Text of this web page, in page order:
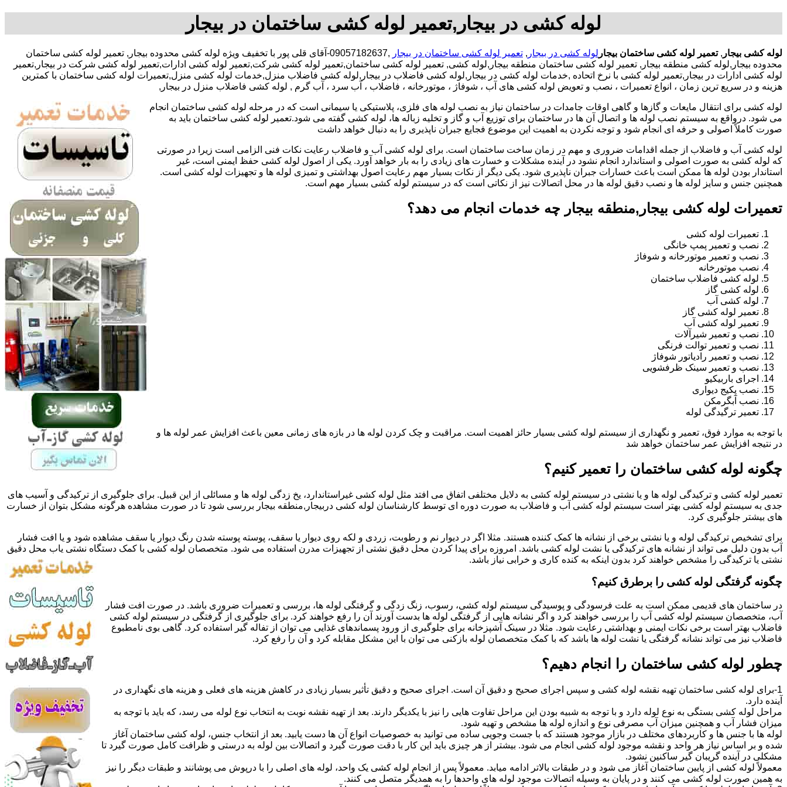
لوله کشی در بیجار,تعمیر لوله کشی ساختمان در بیجار
لوله کشی بیجار ,تعمیر لوله کشی ساختمان بیجار لوله کشی در بیجار , تعمیر لوله کشی ساختمان در بیجار
,09057182637-آقای قلی پور با تخفیف ویژه لوله کشی محدوده بیجار, تعمیر لوله کشی ساختمان
محدوده بیجار,لوله کشی منطقه بیجار, تعمیر لوله کشی ساختمان منطقه بیجار,لوله کشی, تعمیر لوله کشی ساختمان,تعمیر لوله کشی شرکت,تعمیر لوله کشی ادارات,تعمیر لوله کشی شرکت در بیجار,تعمیر
لوله کشی ادارات در بیجار,تعمیر لوله کشی با نرخ اتحاده ,خدمات لوله کشی در بیجار,لوله کشی فاضلاب در بیجار,لوله کشی فاضلاب منزل,خدمات لوله کشی منزل,تعمیرات لوله کشی ساختمان با کمترین
هزینه و در سریع ترین زمان ، انواع تعمیرات ، نصب و تعویض لوله کشی های آب ، شوفاژ ، موتورخانه ، فاضلاب ، آب سرد ، آب گرم , لوله کشی فاضلاب منزل در بیجار,
لوله کشی برای انتقال مایعات و گازها و گاهی اوقات جامدات در ساختمان نیاز به نصب لوله های فلزی، پلاستیکی یا سیمانی است که در مرحله لوله کشی ساختمان انجام
می شود. درواقع به سیستم نصب لوله ها و اتصال آن ها در ساختمان برای توزیع آب و گاز و تخلیه زباله ها، لوله کشی گفته می شود.تعمیر لوله کشی ساختمان باید به
صورت کاملاً اصولی و حرفه ای انجام شود و توجه نکردن به اهمیت این موضوع فجایع جبران ناپذیری را به دنبال خواهد داشت
لوله کشی آب و فاضلاب از جمله اقدامات ضروری و مهم در زمان ساخت ساختمان است. برای لوله کشی آب و فاضلاب رعایت نکات فنی الزامی است زیرا در صورتی
که لوله کشی به صورت اصولی و استاندارد انجام نشود در آینده مشکلات و خسارت های زیادی را به بار خواهد آورد. یکی از اصول لوله کشی حفظ ایمنی است، غیر
استاندار بودن لوله ها ممکن است باعث خسارات جبران ناپذیری شود. یکی دیگر از نکات بسیار مهم رعایت اصول بهداشتی و تمیزی لوله ها و تجهیزات لوله کشی است.
همچنین جنس و سایز لوله ها و نصب دقیق لوله ها در محل اتصالات نیز از نکاتی است که در سیستم لوله کشی بسیار مهم است.
تعمیرات لوله کشی بیجار,منطقه بیجار چه خدمات انجام می دهد؟
تعمیرات لوله کشی
نصب و تعمیر پمپ خانگی
نصب و تعمیر موتورخانه و شوفاژ
نصب موتورخانه
لوله کشی فاضلاب ساختمان
لوله کشی گاز
لوله کشی آب
تعمیر لوله کشی گاز
تعمیر لوله کشی آب
نصب و تعمیر شیرآلات
نصب و تعمیر توالت فرنگی
نصب و تعمیر رادیاتور شوفاژ
نصب و تعمیر سینک ظرفشویی
اجرای باربیکیو
نصب پکیج دیواری
نصب آبگرمکن
تعمیر ترگیدگی لوله
با توجه به موارد فوق، تعمیر و نگهداری از سیستم لوله کشی بسیار حائز اهمیت است. مراقبت و چک کردن لوله ها در بازه های زمانی معین باعث افزایش عمر لوله ها و
در نتیجه افزایش عمر ساختمان خواهد شد
چگونه لوله کشی ساختمان را تعمیر کنیم؟
تعمیر لوله کشی و ترکیدگی لوله ها و یا نشتی در سیستم لوله کشی به دلایل مختلفی اتفاق می افتد مثل لوله کشی غیراستاندارد، یخ زدگی لوله ها و مسائلی از این قبیل. برای جلوگیری از ترکیدگی و آسیب های
جدی به سیستم لوله کشی بهتر است سیستم لوله کشی آب و فاضلاب به صورت دوره ای توسط کارشناسان لوله کشی دربیجار,منطقه بیجار بررسی شود تا در صورت مشاهده هرگونه مشکل بتوان از خسارت
های بیشتر جلوگیری کرد.
برای تشخیص ترکیدگی لوله و یا نشتی برخی از نشانه ها کمک کننده هستند. مثلا اگر در دیوار نم و رطوبت، زردی و لکه روی دیوار یا سقف، پوسته پوسته شدن رنگ دیوار یا سقف مشاهده شود و یا افت فشار
آب بدون دلیل می تواند از نشانه های ترکیدگی یا نشت لوله کشی باشد. امروزه برای پیدا کردن محل دقیق نشتی از تجهیزات مدرن استفاده می شود. متخصصان لوله کشی با کمک دستگاه نشتی یاب محل دقیق
نشتی یا ترکیدگی را مشخص خواهند کرد بدون اینکه به کنده کاری و خرابی نیاز باشد.
چگونه گرفتگی لوله کشی را برطرق کنیم؟
در ساختمان های قدیمی ممکن است به علت فرسودگی و پوسیدگی سیستم لوله کشی، رسوب، زنگ زدگی و گرفتگی لوله ها، بررسی و تعمیرات ضروری باشد. در صورت افت فشار
آب، متخصصان سیستم لوله کشی آب را بررسی خواهند کرد و اگر نشانه هایی از گرفتگی لوله ها بدست آورند آن را رفع خواهند کرد. برای جلوگیری از گرفتگی در سیستم لوله کشی
فاضلاب بهتر است برخی نکات ایمنی و بهداشتی رعایت شود. مثلا در سینک آشپزخانه برای جلوگیری از ورود پسماندهای غذایی می توان از تفاله گیر استفاده کرد. گاهی بوی نامطبوع
فاضلاب نیز می تواند نشانه گرفتگی یا نشت لوله ها باشد که با کمک متخصصان لوله بازکنی می توان با این مشکل مقابله کرد و آن را رفع کرد.
چطور لوله کشی ساختمان را انجام دهیم؟
1-برای لوله کشی ساختمان تهیه نقشه لوله کشی و سپس اجرای صحیح و دقیق آن است. اجرای صحیح و دقیق تأثیر بسیار زیادی در کاهش هزینه های فعلی و هزینه های نگهداری در
آینده دارد.
مراحل لوله کشی بستگی به نوع لوله دارد و با توجه به شبیه بودن این مراحل تفاوت هایی را نیز با یکدیگر دارند. بعد از تهیه نقشه نوبت به انتخاب نوع لوله می رسد، که باید با توجه به
میزان فشار آب و همچنین میزان آب مصرفی نوع و اندازه لوله ها مشخص و تهیه شود.
لوله ها با جنس ها و کاربردهای مختلف در بازار موجود هستند که با جست وجویی ساده می توانید به خصوصیات انواع آن ها دست یابید. بعد از انتخاب جنس، لوله کشی ساختمان آغاز
شده و بر اساس نیاز هر واحد و نقشه موجود لوله کشی انجام می شود. بیشتر از هر چیزی باید این کار با دقت صورت گیرد و اتصالات بین لوله به درستی و ظرافت کامل صورت گیرد تا
مشکلی در آینده گریبان گیر ساکنین نشود.
معمولاً لوله کشی از پایین ساختمان آغاز می شود و در طبقات بالاتر ادامه میابد. معمولاً پس از انجام لوله کشی یک واحد، لوله های اصلی را با درپوش می پوشانند و طبقات دیگر را نیز
به همین صورت لوله کشی می کنند و در پایان به وسیله اتصالات موجود لوله های واحدها را به همدیگر متصل می کنند.